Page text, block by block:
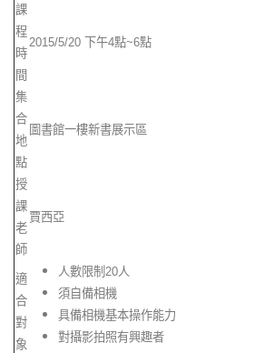
課
程
時
間
2015/5/20 下午4點~6點
集
合
地
點
圖書館一樓新書展示區
授
課
老
師
賈西亞
適
合
對
象
人數限制 20人
須自備相機
具備相機基本操作能力
對攝影拍照有興趣者